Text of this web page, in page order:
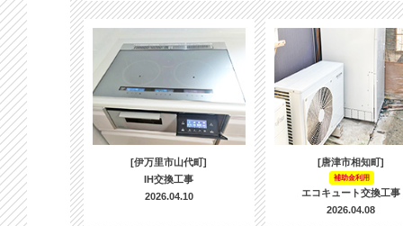
[伊万里市山代町]
IH交換工事
2026.04.10
[唐津市相知町]
補助金利用
エコキュート交換工事
2026.04.08